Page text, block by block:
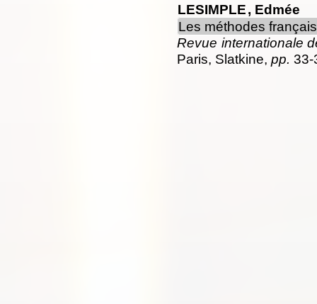
LESIMPLE, Edmée
Les méthodes
Revue internationale
Paris, Slatkine, pp. 33-